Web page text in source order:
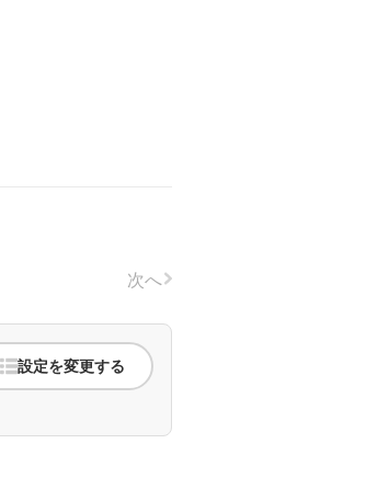
次へ
設定を変更する